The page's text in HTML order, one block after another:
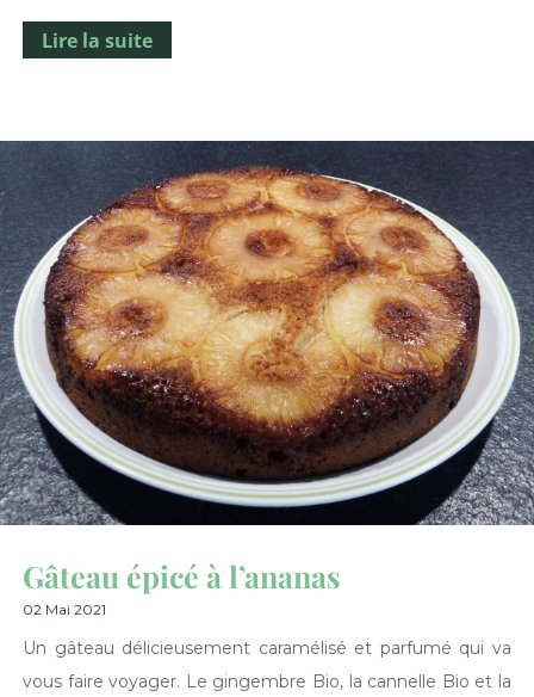
Lire la suite
Gâteau épicé à l’ananas
02 Mai 2021
Un gâteau délicieusement caramélisé et parfumé qui va
vous faire voyager. Le gingembre Bio, la cannelle Bio et la